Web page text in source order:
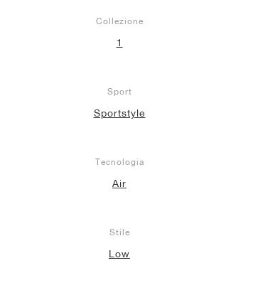
Collezione
1
Sport
Sportstyle
Tecnologia
Air
Stile
Low